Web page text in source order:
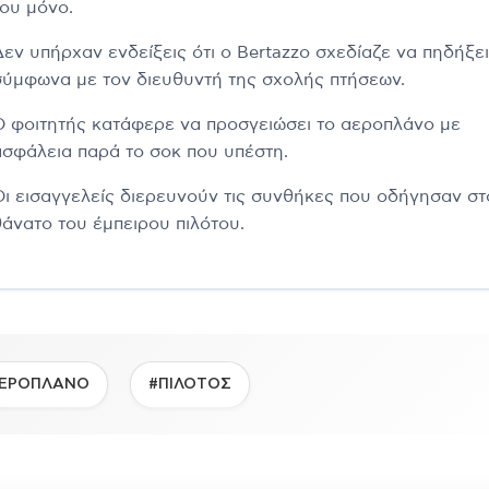
μόνο.
υπήρχαν ενδείξεις ότι ο Bertazzo σχεδίαζε να
με τον διευθυντή της σχολής πτήσεων.
φοιτητής κατάφερε να προσγειώσει το αεροπλάνο με
παρά το σοκ που υπέστη.
εισαγγελείς διερευνούν τις συνθήκες που οδήγησαν
του έμπειρου πιλότου.
#ΠΙΛΟΤΟΣ